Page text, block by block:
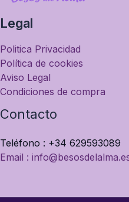
Legal
Politica Privacidad
Política de cookies
Aviso Legal
Condiciones de compra
Contacto
Teléfono : +34 629593089
Email :